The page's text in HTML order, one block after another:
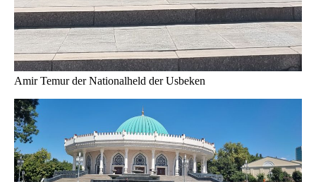
Amir Temur der Nationalheld der Usbeken